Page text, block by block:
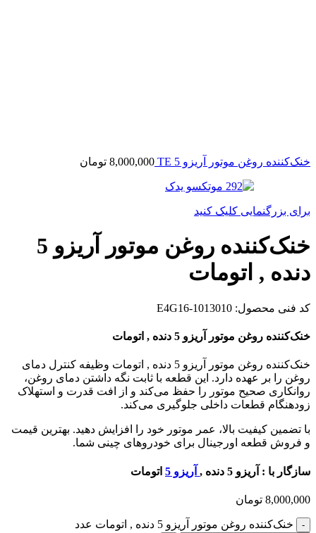
خنک‌کننده روغن موتور آریزو 5 TE 8,000,000 تومان
برای بزرگنمایی کلیک کنید
خنک‌کننده روغن موتور آریزو 5
دنده , اتومات
کد فنی محصول: E4G16-1013010
خنک‌کننده روغن موتور آریزو 5 دنده , اتومات
خنک‌کننده روغن موتور آریزو 5 دنده , اتومات وظیفه کنترل دمای
روغن را بر عهده دارد. این قطعه با ثابت نگه داشتن دمای روغن،
روانکاری صحیح موتور را حفظ می‌کند و از افت قدرت و استهلاک
زودهنگام قطعات داخلی جلوگیری می‌کند.
با تضمین کیفیت بالا، عمر موتور خود را افزایش دهید. بهترین قیمت
و فروش قطعه اورجینال برای خودروهای چینی شما.
سازگار با : آریزو 5 دنده , آریزو 5 اتومات
8,000,000 تومان
خنک‌کننده روغن موتور آریزو 5 دنده , اتومات عدد